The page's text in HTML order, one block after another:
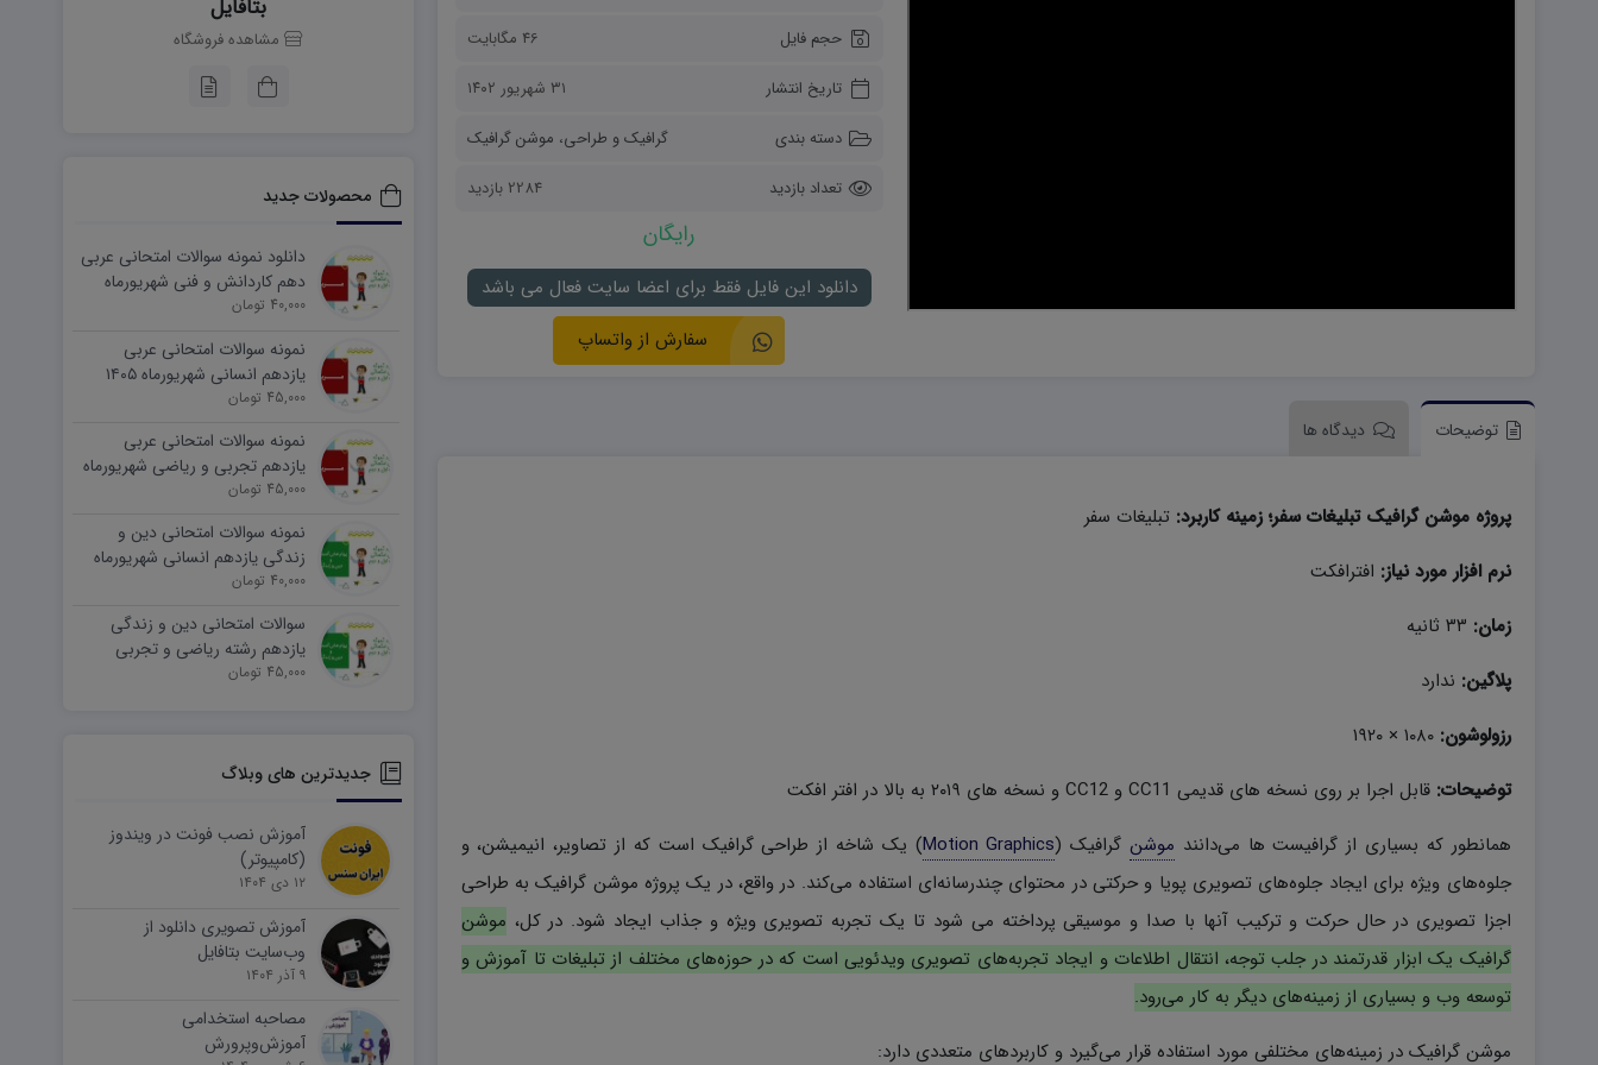
دفاعی دهم
انسان و محیط زیست
هویت اجتماعی
حجم فایل
46 مگابایت
تاریخ انتشار
۳۱ شهریور ۱۴۰۲
دسته بندی
گرافیک و طراحی، موشن گرافیک
تعداد بازدید
2284 بازدید
رایگان
دانلود این فایل فقط برای اعضا سایت فعال می باشد
سفارش از واتساپ
توضیحات دیدگاه ها
پروژه موشن گرافیک تبلیغات سفر؛ زمینه کاربرد:تبلیغات سفر
نرم افزار مورد نیاز: افترافکت
زمان: ۳۳ ثانیه
پلاگین: ندارد
رزولوشون:۱۰۸۰ × ۱۹۲۰
توضیحات:قابل اجرا بر روی نسخه های قدیمی CC11 و CC12 و نسخه های ۲۰۱۹ به بالا در افتر افکت
همانطور که بسیاری از گرافیست ها می‌دانند موشنگرافیک (Motion Graphics) یک شاخه از طراحی گرافیک است که از تصاویر، انیمیشن، و
جلوه‌های ویژه برای ایجاد جلوه‌های تصویری پویا و حرکتی در محتوای چندرسانه‌ای استفاده می‌کند. در واقع، در یک پروژه موشن گرافیک به طراحی
اجزا تصویری در حال حرکت و ترکیب آنها با صدا و موسیقی پرداخته می شود تا یک تجربه تصویری ویژه و جذاب ایجاد شود. در کل، موشن
گرافیک یک ابزار قدرتمند در جلب توجه، انتقال اطلاعات و ایجاد تجربه‌های تصویری ویدئویی است که در حوزه‌های مختلف از تبلیغات تا آموزش و
توسعه وب و بسیاری از زمینه‌های دیگر به کار می‌رود.
موشن گرافیک در زمینه‌های مختلفی مورد استفاده قرار می‌گیرد و کاربردهای متعددی دارد:
بتافایل
مشاهده فروشگاه
محصولات جدید
دانلود نمونه سوالات امتحانی عربی
دهم کاردانش و فنی شهریورماه
۱۴۰۵ word
40,000 تومان
نمونه سوالات امتحانی عربی
یازدهم انسانی شهریورماه ۱۴۰۵
word
45,000 تومان
نمونه سوالات امتحانی عربی
یازدهم تجربی و ریاضی شهریورماه
۱۴۰۵ word
45,000 تومان
نمونه سوالات امتحانی دین و
زندگی یازدهم انسانی شهریورماه
۱۴۰۵ word
40,000 تومان
سوالات امتحانی دین و زندگی
یازدهم رشته ریاضی و تجربی
شهریورماه ۱۴۰۵ word
45,000 تومان
جدیدترین های وبلاگ
آموزش نصب فونت در ویندوز
(کامپیوتر)
۱۲ دی ۱۴۰۴
آموزش تصویری دانلود از
وب‌سایت بتافایل
۹ آذر ۱۴۰۴
مصاحبه استخدامی
آموزش‌وپرورش